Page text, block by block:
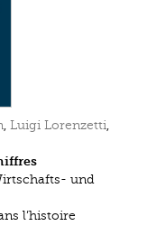
, Luigi Lorenzetti,
und
l’histoire